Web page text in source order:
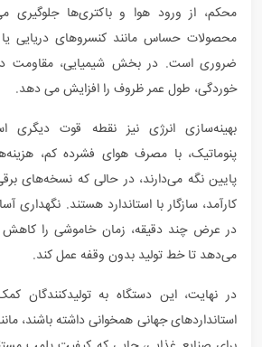
محکم، از ورود هوا و باکتری‌ها جلوگیری
محصولات حساس مانند کنسروهای دریایی یا
ضروری است. در بخش شیمیایی، مقاومت در
خوردگی، طول عمر ظروف را افزایش می دهد.
بهینه‌سازی انرژی نیز نقطه قوت
پنوماتیک، با مصرف هوای فشرده کم،
پایین نگه می‌دارند، در حالی که نسخه‌های
کارآمد، سازگار با استاندارد هستند. نگهداری
در عرض چند دقیقه، زمان خاموشی را کاهش
می‌دهد تا خط تولید بدون وقفه عمل کند.
در نهایت، این دستگاه به تولیدکنندگان